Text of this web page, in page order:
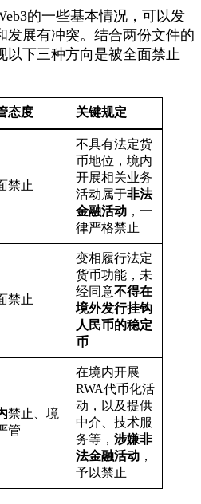
的一些基本情况，可以发
发展有冲突。结合两份文件的
以下三种方向是被全面禁止
态度 关键规定
禁止
不具有法定货
币地位，境内
开展相关业务
活动属于非法
金融活动 ，一
律严格禁止
禁止
变相履行法定
货币功能，未
经同意不得在
境外发行挂钩
人民币的稳定
币
禁止、境
管
在境内开展
RWA代币化活
动，以及提供
中介、技术服
务等， 涉嫌非
法金融活动 ，
予以禁止